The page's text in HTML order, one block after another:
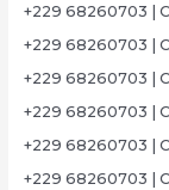
+229 68260703 |
+229 68260703 |
+229 68260703 |
+229 68260703 |
+229 68260703 |
+229 68260703 |